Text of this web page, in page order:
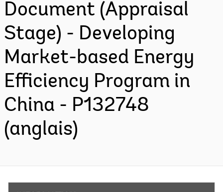
Document (Appraisal
Stage) - Developing
Market-based Energy
Efficiency Program in
China - P132748
(anglais)